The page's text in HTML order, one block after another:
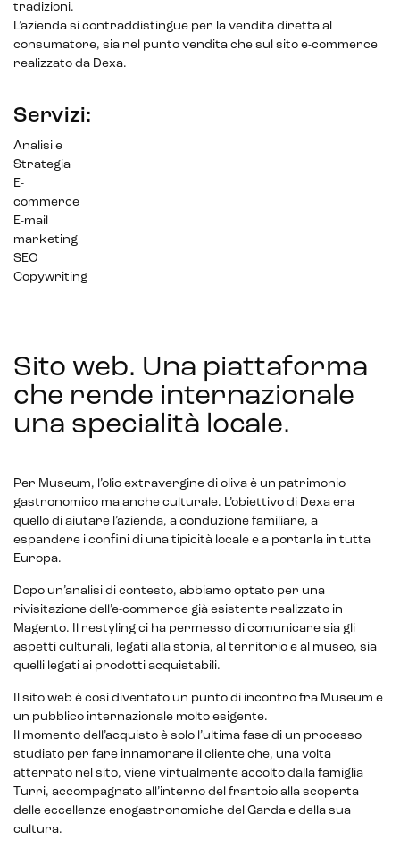
Intelligenza Artificiale e AR VR -
Metaverso
IoT (Internet of Things)
tradizioni.
L’azienda si contraddistingue per la vendita diretta al
consumatore, sia nel punto vendita che sul sito e-commerce
realizzato da Dexa.
Servizi:
Analisi e
Strategia
E-
commerce
E-mail
marketing
SEO
Copywriting
Sito web. Una piattaforma
che rende internazionale
una specialità locale.
Per Museum, l’olio extravergine di oliva è un patrimonio
gastronomico ma anche culturale. L’obiettivo di Dexa era
quello di aiutare l’azienda, a conduzione familiare, a
espandere i confini di una tipicità locale e a portarla in tutta
Europa.
Dopo un’analisi di contesto, abbiamo optato per una
rivisitazione dell’e-commerce già esistente realizzato in
Magento. Il restyling ci ha permesso di comunicare sia gli
aspetti culturali, legati alla storia, al territorio e al museo, sia
quelli legati ai prodotti acquistabili.
Il sito web è così diventato un punto di incontro fra Museum e
un pubblico internazionale molto esigente.
Il momento dell’acquisto è solo l’ultima fase di un processo
studiato per fare innamorare il cliente che, una volta
atterrato nel sito, viene virtualmente accolto dalla famiglia
Turri, accompagnato all’interno del frantoio alla scoperta
delle eccellenze enogastronomiche del Garda e della sua
cultura.